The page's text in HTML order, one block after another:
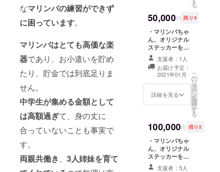
なマリンバの練習ができず
に困っています。
マリンバはとても高価な楽
器であり、お小遣いを貯め
たり、貯金では到底足りま
せん。
中学生が集める金額として
は高額過ぎて、身の丈に
合っていないことも事実で
す。
両親共働き、 3人姉妹を育て
3)指定された誕
生月の期間に
「誕生日におめ
でとう」をマリ
ンバでオンライ
ン演奏します
(バースデーカー
ドを提供しま
す)。一緒に盛り
上がりましょ
う。支援時、必
ずプルダウンよ
り誕生日月をご
リンバでオンラ
イン演奏します
(バースデーカー
ドを提供しま
す)。一緒に盛り
上がりましょ
う。 ※プルダウ
ンより誕生月を
お選びくださ
トができるよう
になったらチ
ケット2枚手配し
での交通費はご
支援者様のご負
担となります。
・支援者様への
オリジナル曲を
作成し、オンラ
る
50,000円 残り9
・マリンバちゃ
ん、オリジナル
ステッカーを提
供します。 ・毎
週、私が演奏す
るマリンバの演
奏をSNSやメー
ルで配信しま
す。 ・指定され
リンバでオンラ
イン演奏します
(バースデーカー
ドを提供しま
す)。一緒に盛り
上がりましょ
支援者：1人
お届け予定：
2021年01月
詳細を見る
こ
の
リ
タ
ー
ン
を
選
択
す
る
100,000円 残り5
・マリンバちゃ
ん、オリジナル
ステッカーを提
供します。 ・毎
支援者：5人